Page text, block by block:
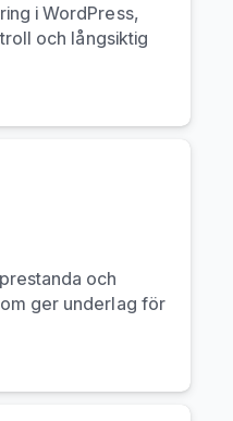
i WordPress,
och långsiktig
och
ger underlag för